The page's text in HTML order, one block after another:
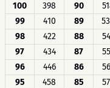
100
398 90
99
410 89
98
422 88
97
434 87
96
446 86
95
458 85